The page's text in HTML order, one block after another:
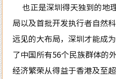
也正是深圳得天独到的地
局以及首批开发执行者自然
远见的大布局，深圳才能成
了中国所有56个民族群体的
经济繁荣从得益于香港及至